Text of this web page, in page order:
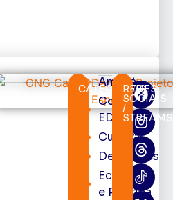
CATEGORIAS
Amapá
Cortes
EDcast
Cultura
Destaques
Economia
e Política
REDES
SOCIAIS
/
STREAMS